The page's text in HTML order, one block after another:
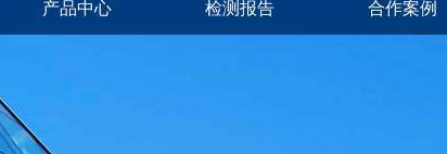
产品中心 检测报告 合作案例